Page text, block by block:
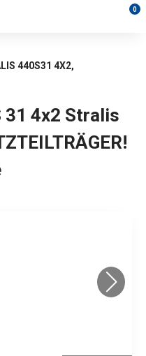
0
440S31 4X2,
31 4x2 Stralis